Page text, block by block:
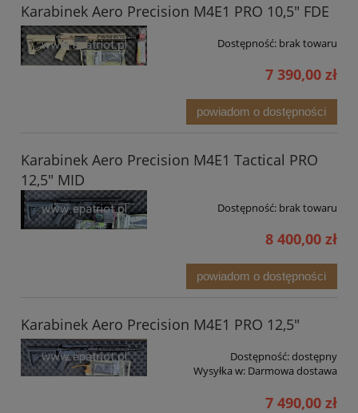
Karabinek Aero Precision M4E1 PRO 10,5" FDE
Dostępność: brak towaru
7 390,00 zł
powiadom o dostępności
Karabinek Aero Precision M4E1 Tactical PRO
12,5" MID
Dostępność: brak towaru
8 400,00 zł
powiadom o dostępności
Karabinek Aero Precision M4E1 PRO 12,5"
Dostępność:dostępny
Wysyłka w: Darmowa dostawa
7 490,00 zł